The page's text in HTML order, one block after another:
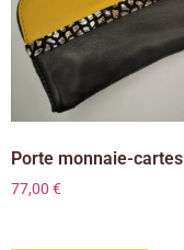
Porte monnaie-cartes
77,00 €